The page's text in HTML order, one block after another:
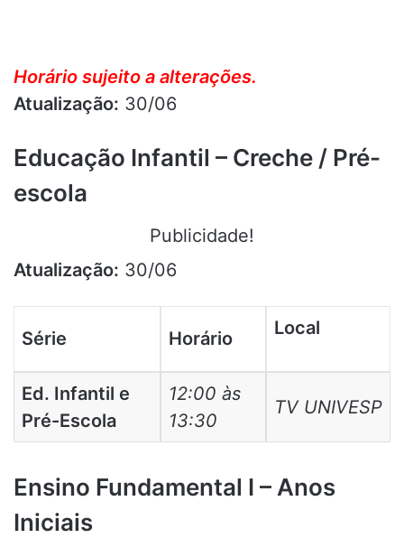
Horário sujeito a alterações.
Atualização: 30/06
Educação Infantil – Creche / Pré-
escola
Publicidade!
Atualização: 30/06
Série Horário Local
Ed. Infantil e
Pré-Escola
12:00 às
13:30
TV UNIVESP
Ensino Fundamental I – Anos
Iniciais